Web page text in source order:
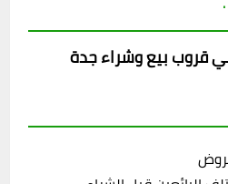
قروب بيع وشراء جدة